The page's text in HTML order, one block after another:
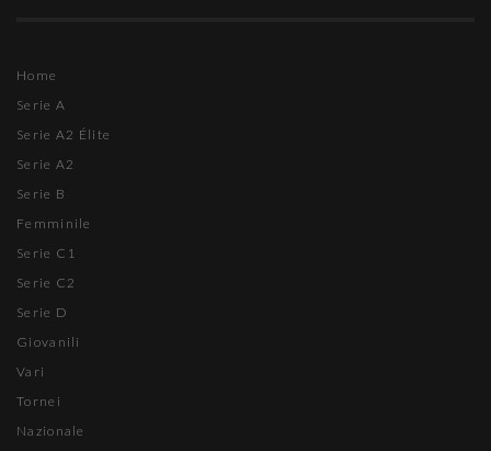
Home
Serie A
Serie A2 Élite
Serie A2
Serie B
Femminile
Serie C1
Serie C2
Serie D
Giovanili
Vari
Tornei
Nazionale